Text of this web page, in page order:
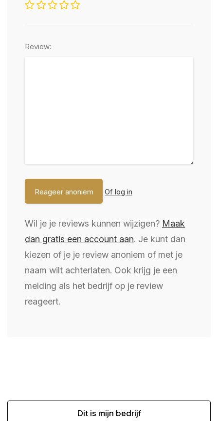
Review:
Of log in
Wil je je reviews kunnen wijzigen? Maak
dan gratis een account aan. Je kunt dan
kiezen of je je review anoniem of met je
naam wilt achterlaten. Ook krijg je een
melding als het bedrijf op je review
reageert.
Dit is mijn bedrijf